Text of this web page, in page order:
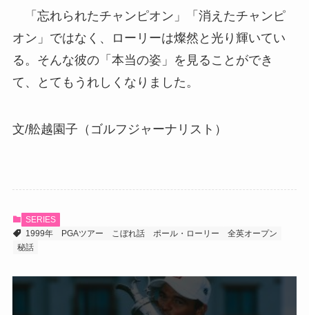
「忘れられたチャンピオン」「消えたチャンピ
オン」ではなく、ローリーは燦然と光り輝いてい
る。そんな彼の「本当の姿」を見ることができ
て、とてもうれしくなりました。
文/舩越園子（ゴルフジャーナリスト）
SERIES
1999年
PGAツアー こぼれ話 ポール・ローリー
全英オープン
秘話